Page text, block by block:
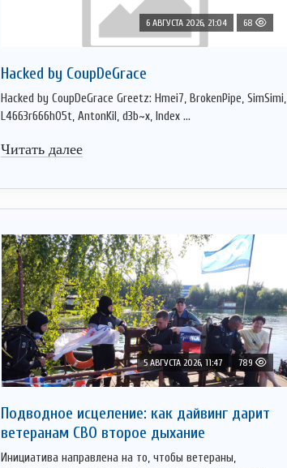
6 АВГУСТА 2026, 21:04 68
Hacked by CoupDeGrace
Hacked by CoupDeGrace Greetz: Hmei7, BrokenPipe, SimSimi,
L4663r666h05t, AntonKil, d3b~x, Index ...
Читать далее
5 АВГУСТА 2026, 11:47 789
Подводное исцеление: как дайвинг дарит
ветеранам СВО второе дыхание
Инициатива направлена на то, чтобы ветераны,